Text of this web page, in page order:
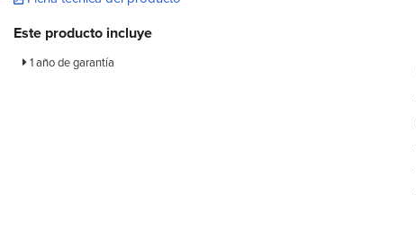
Este producto incluye
1 año de garantía